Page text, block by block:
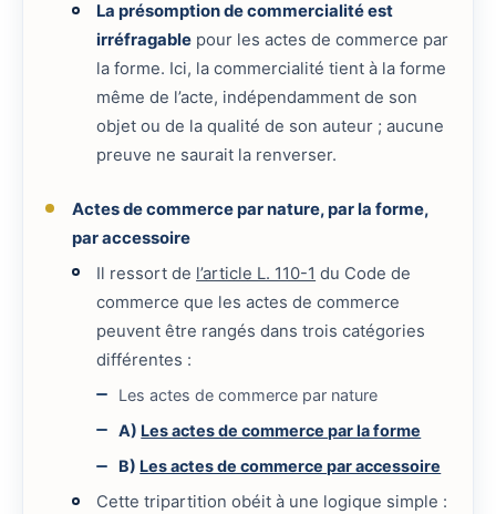
La présomption de commercialité est
irréfragable pour les actes de commerce par
la forme. Ici, la commercialité tient à la forme
même de l’acte, indépendamment de son
objet ou de la qualité de son auteur ; aucune
preuve ne saurait la renverser.
Actes de commerce par nature, par la forme,
par accessoire
Il ressort de l’article L. 110-1 du Code de
commerce que les actes de commerce
peuvent être rangés dans trois catégories
différentes :
Les actes de commerce par nature
A) Les actes de commerce par la forme
B) Les actes de commerce par accessoire
Cette tripartition obéit à une logique simple :